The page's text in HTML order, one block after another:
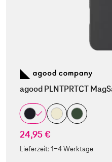
agood PLNTPRTCT
24,95 €
Lieferzeit:1-4 Werktage